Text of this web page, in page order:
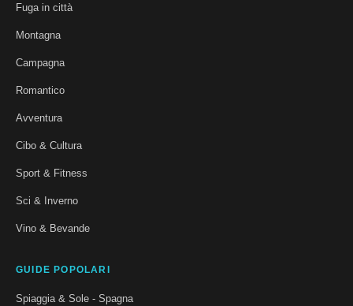
Fuga in città
Montagna
Campagna
Romantico
Avventura
Cibo & Cultura
Sport & Fitness
Sci & Inverno
Vino & Bevande
GUIDE POPOLARI
Spiaggia & Sole - Spagna